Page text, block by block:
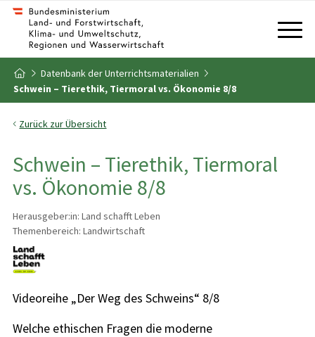
Zum Inhalt
Zum Inhaltsverzeichnis
Zur Startseite
Datenbank der Unterrichtsmaterialien
Schwein – Tierethik, Tiermoral vs. Ökonomie 8/8
Zurück zur Übersicht
Schwein – Tierethik, Tiermoral
vs. Ökonomie 8/8
Herausgeber:in: Land schafft Leben
Themenbereich: Landwirtschaft
Videoreihe „Der Weg des Schweins“ 8/8
Welche ethischen Fragen die moderne